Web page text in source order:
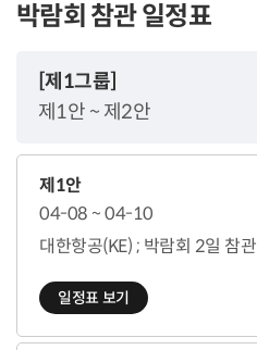
박람회 참관 일정표
[제1그룹]
제1안 ~ 제2안
제1안
04-08 ~ 04-10
대한항공(KE) ; 박람회 2일 참관
일정표 보기